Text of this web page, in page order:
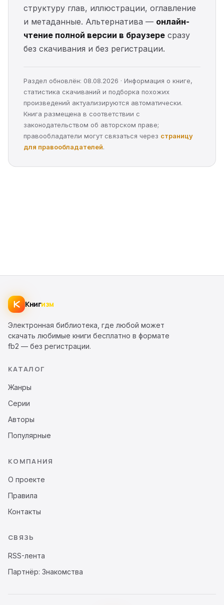
структуру глав, иллюстрации, оглавление
и метаданные. Альтернатива — онлайн-
чтение полной версии в браузере сразу
без скачивания и без регистрации.
Раздел обновлён: 08.08.2026 · Информация о книге,
статистика скачиваний и подборка похожих
произведений актуализируются автоматически.
Книга размещена в соответствии с
законодательством об авторском праве;
правообладатели могут связаться через страницу
для правообладателей.
Книгизм
Электронная библиотека, где любой может
скачать любимые книги бесплатно в формате
fb2 — без регистрации.
КАТАЛОГ
Жанры
Серии
Авторы
Популярные
КОМПАНИЯ
О проекте
Правила
Контакты
СВЯЗЬ
RSS-лента
Партнёр: Знакомства